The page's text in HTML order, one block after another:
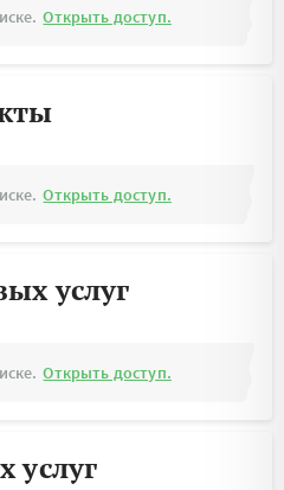
Открыть доступ.
Открыть доступ.
услуг
Открыть доступ.
услуг